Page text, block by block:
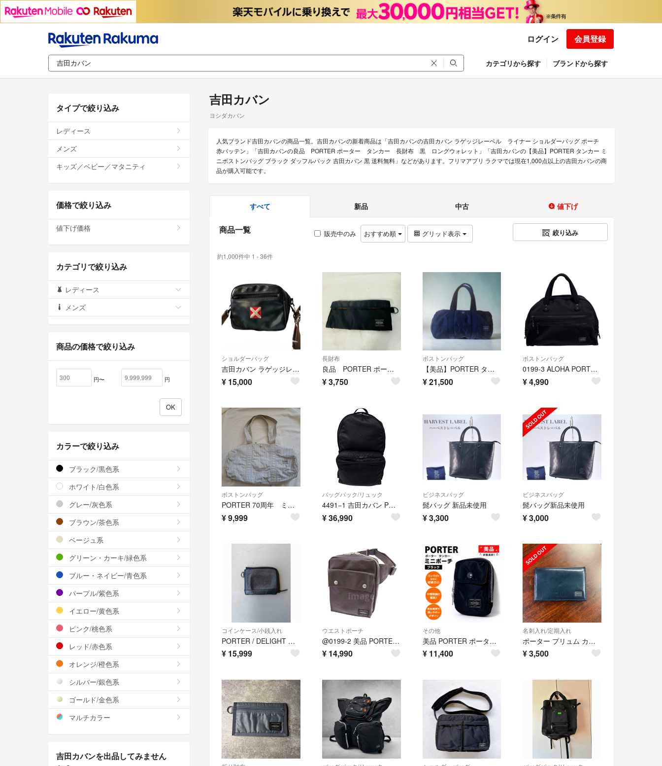
ログイン 会員登録
カテゴリから探す ブランドから探す
吉田カバン
ヨシダカバン
人気ブランド吉田カバンの商品一覧。吉田カバンの新着商品は「吉田カバンの吉田カバン ラゲッジレーベル ライナー ショルダーバッグ ポーチ
赤バッテン」「吉田カバンの良品 PORTER ポーター タンカー 長財布 黒 ロングウォレット」「吉田カバンの【美品】PORTER タンカー ミ
ニボストンバッグ ブラック ダッフルバック 吉田カバン 黒 送料無料」などがあります。フリマアプリ ラクマでは現在1,000点以上の吉田カバンの商
品が購入可能です。
すべて 新品 中古 値下げ
商品一覧 販売中のみ おすすめ順 グリッド表示 絞り込み
約1,000件中 1 - 36件
ショルダーバッグ
吉田カバン ラゲッジレーベル ライナー ショルダーバッグ ポーチ 赤バッテン
¥ 15,000
長財布
良品 PORTER ポーター タンカー 長財布 黒 ロングウォレット
¥3,750
ボストンバッグ
【美品】PORTER タンカー ミニボストンバッグ ブラック ダッフルバック 吉田カバン 黒 送料無料
¥21,500
ボストンバッグ
0199-3 ALOHA PORTER ミニボストンバッグ ブラック
¥4,990
ボストンバッグ
PORTER 70周年 ミニボストンバッグ キャンバス 吉田カバン ポーター
¥9,999
バッグパック/リュック
4491−1 吉田カバン PORTER TANKER デイパック ブラック
¥36,990
ビジネスバッグ
髭バッグ 新品未使用
¥3,300
ビジネスバッグ
髭バッグ新品未使用
¥3,000
コインケース/小銭入れ
PORTER / DELIGHT WALLETポーター財布 コイン パスケース
¥ 15,999
ウエストポーチ
@0199-2 美品 PORTER フリースタイル ウエストバッグ ブラウン
¥ 14,990
その他
美品 PORTER ポーター タンカー ミニポーチ マルチケース ブラック
¥ 11,400
名刺入れ/定期入れ
ポーター プリュム カードケース 179-03877
¥3,500
タイプで絞り込み
レディース
メンズ
キッズ／ベビー／マタニティ
価格で絞り込み
値下げ価格
カテゴリで絞り込み
レディース
メンズ
商品の価格で絞り込み
円〜 円
カラーで絞り込み
ブラック/黒色系
ホワイト/白色系
グレー/灰色系
ブラウン/茶色系
ベージュ系
グリーン・カーキ/緑色系
ブルー・ネイビー/青色系
パープル/紫色系
イエロー/黄色系
ピンク/桃色系
レッド/赤色系
オレンジ/橙色系
シルバー/銀色系
ゴールド/金色系
マルチカラー
吉田カバンを出品してみません